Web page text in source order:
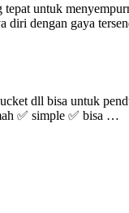
untuk
diri dengan gaya
dll bisa untuk
✅ simple ✅ bisa …